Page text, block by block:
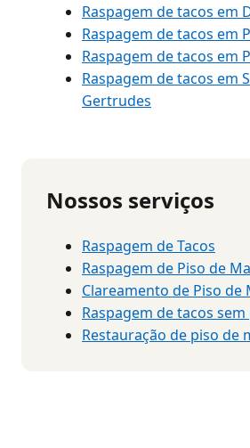
Raspagem de tacos em
Raspagem de tacos em
Raspagem de tacos em
Raspagem de tacos em
Gertrudes
Nossos serviços
Raspagem de Tacos
Raspagem de Piso de
Clareamento de Piso de
Raspagem de tacos sem
Restauração de piso de